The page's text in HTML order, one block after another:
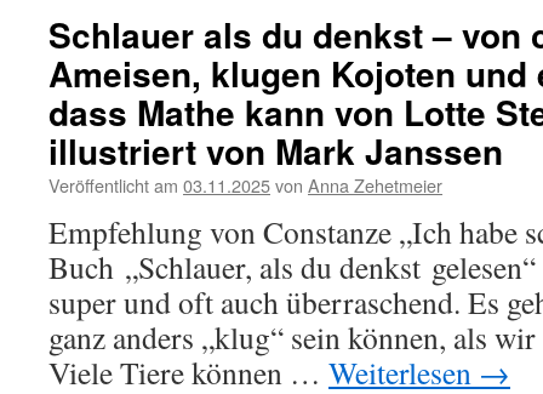
Schlauer als du denkst – von
Ameisen, klugen Kojoten und
dass Mathe kann von Lotte
illustriert von Mark Janssen
Veröffentlicht am 03.11.2025von Anna Zehetmeier
Empfehlung von Constanze „Ich habe
Buch „Schlauer, als du denkst
super und oft auch überraschend. Es
ganz anders „klug“ sein können, als
Viele Tiere können … Weiterlesen →